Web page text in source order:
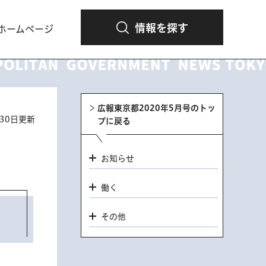
ームページ 情報を探す
日更新
広報東京都2020年5月号のトッ
プに戻る
お知らせ
働く
その他